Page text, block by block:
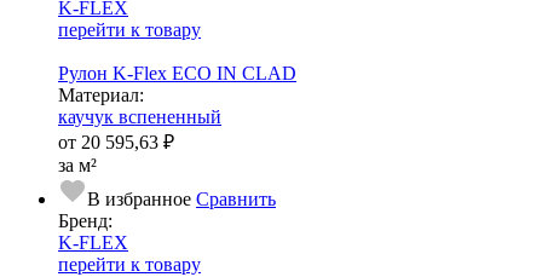
K-FLEX
перейти к товару
Рулон K-Flex ECO IN CLAD
Ма­­те­­ри­­ал:
каучук вспененный
от 20 595,63 ₽
за м²
В избранное Сравнить
Бренд:
K-FLEX
перейти к товару